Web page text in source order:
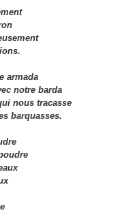
armada
notre barda
nous tracasse
barquasses.